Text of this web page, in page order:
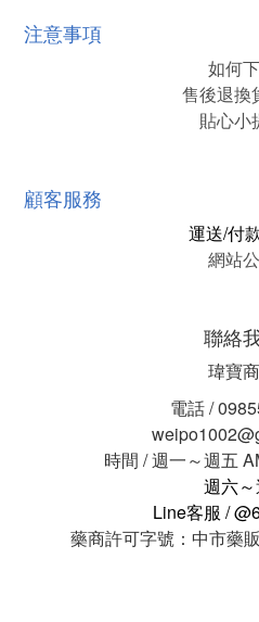
注意事項
如何
售後退換
貼心小
顧客服務
運送/付
網站
聯絡
瑋寶
電話 /
時間 / 週一～週五
週六
Line客服 /
藥商許可字號：中市藥